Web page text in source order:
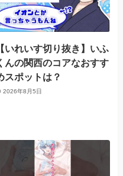
【いれいす切り抜き】いふ
んの関西のコアなおすす
スポットは？
2026年8月5日